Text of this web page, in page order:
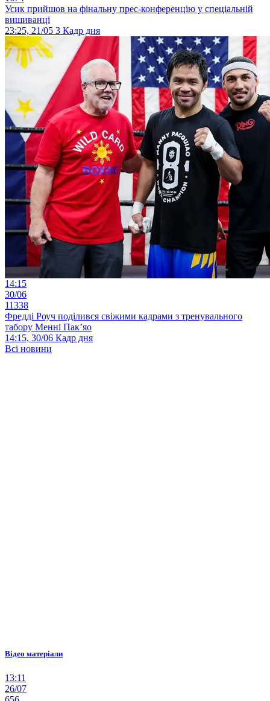
Усик прийшов на фінальну прес-конференцію у спеціальній
вишиванці
23:25, 21/05 3 Кадр дня
14:15
30/06
11338
Фредді Роуч поділився свіжими кадрами з тренувального
табору Менні Пак’яо
14:15, 30/06 Кадр дня
Всі новини
Відео матеріали
13:11
26/07